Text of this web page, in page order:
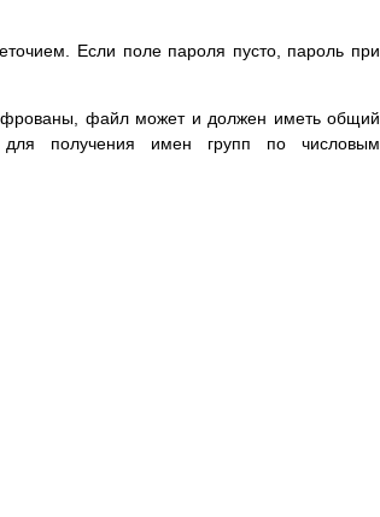
Если поле пароля пусто, пароль при
файл может и должен иметь общий
получения имен групп по числовым